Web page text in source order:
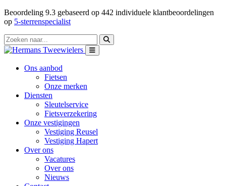
Beoordeling 9.3 gebaseerd op 442 individuele klantbeoordelingen
op 5-sterrenspecialist
Ons aanbod
Fietsen
Onze merken
Diensten
Sleutelservice
Fietsverzekering
Onze vestigingen
Vestiging Reusel
Vestiging Hapert
Over ons
Vacatures
Over ons
Nieuws